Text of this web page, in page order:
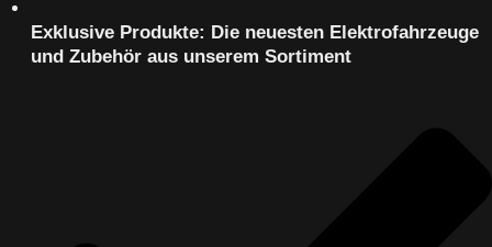
Exklusive Produkte: Die neuesten Elektrofahrzeuge
und Zubehör aus unserem Sortiment